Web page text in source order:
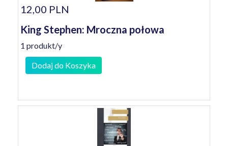
12,00 PLN
King Stephen: Mroczna połowa
1 produkt/y
Dodaj do Koszyka